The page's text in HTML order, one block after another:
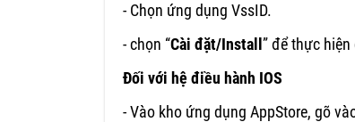
- Chọn ứng dụng VssID.
- chọn “Cài đặt/Install ” để thực
Đối với hệ điều hành IOS
- Vào kho ứng dụng AppStore, gõ